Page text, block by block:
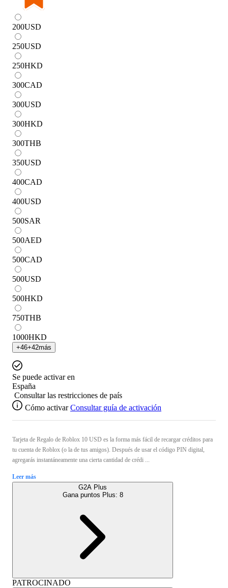
200USD
250USD
250HKD
300CAD
300USD
300HKD
300THB
350USD
400CAD
400USD
500SAR
500AED
500CAD
500USD
500HKD
750THB
1000HKD
+46+42más
Se puede activar en
España
Consultar las restricciones de país
Cómo activar Consultar guía de activación
Tarjeta de Regalo de Roblox 10 USD es la forma más fácil de recargar créditos para
tu cuenta de Roblox (o la de tus amigos). Después de usar el código PIN digital,
agregarás instantáneamente una cierta cantidad de crédi ...
Leer más
G2A Plus
Gana puntos Plus: 8
PATROCINADO